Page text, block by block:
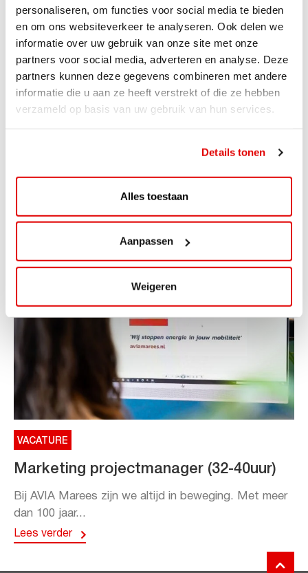
personaliseren, om functies voor social media te bieden
en om ons websiteverkeer te analyseren. Ook delen we
informatie over uw gebruik van onze site met onze
partners voor social media, adverteren en analyse. Deze
partners kunnen deze gegevens combineren met andere
informatie die u aan ze heeft verstrekt of die ze hebben
verzameld op basis van uw gebruik van hun services.
Details tonen
Alles toestaan
Aanpassen
Weigeren
ACTIE
Lees verder
VACATURE
Marketing projectmanager (32-40uur)
Bij AVIA Marees zijn we altijd in beweging. Met meer
dan 100 jaar...
Lees verder